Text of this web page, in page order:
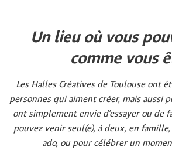
Un lieu où vous
comme vous
Les Halles Créatives de Toulouse ont
personnes qui aiment créer, mais aussi
ont simplement envie d’essayer ou de
pouvez venir seul(e), à deux, en
ado, ou pour célébrer un